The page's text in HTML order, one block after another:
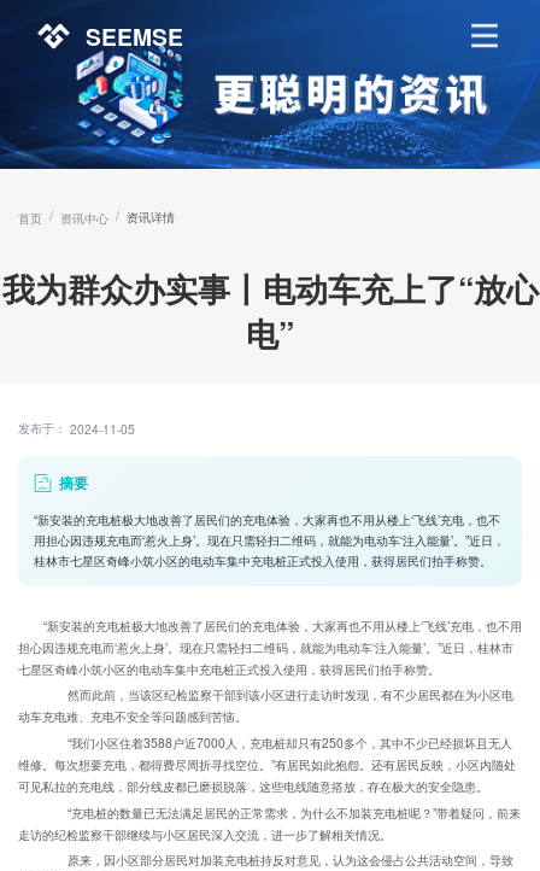
SEEMSE
首页 / 资讯中心 / 资讯详情
我为群众办实事丨电动车充上了“放心
电”
发布于： 2024-11-05
摘要
“新安装的充电桩极大地改善了居民们的充电体验，大家再也不用从楼上‘飞线’充电，也不
用担心因违规充电而‘惹火上身’。现在只需轻扫二维码，就能为电动车‘注入能量’。”近日，
桂林市七星区奇峰小筑小区的电动车集中充电桩正式投入使用，获得居民们拍手称赞。
“新安装的充电桩极大地改善了居民们的充电体验，大家再也不用从楼上‘飞线’充电，也不用
担心因违规充电而‘惹火上身’。现在只需轻扫二维码，就能为电动车‘注入能量’。”近日，桂林市
七星区奇峰小筑小区的电动车集中充电桩正式投入使用，获得居民们拍手称赞。
然而此前，当该区纪检监察干部到该小区进行走访时发现，有不少居民都在为小区电
动车充电难、充电不安全等问题感到苦恼。
“我们小区住着3588户近7000人，充电桩却只有250多个，其中不少已经损坏且无人
维修。每次想要充电，都得费尽周折寻找空位。”有居民如此抱怨。还有居民反映，小区内随处
可见私拉的充电线，部分线皮都已磨损脱落，这些电线随意搭放，存在极大的安全隐患。
“充电桩的数量已无法满足居民的正常需求，为什么不加装充电桩呢？”带着疑问，前来
走访的纪检监察干部继续与小区居民深入交流，进一步了解相关情况。
原来，因小区部分居民对加装充电桩持反对意见，认为这会侵占公共活动空间，导致